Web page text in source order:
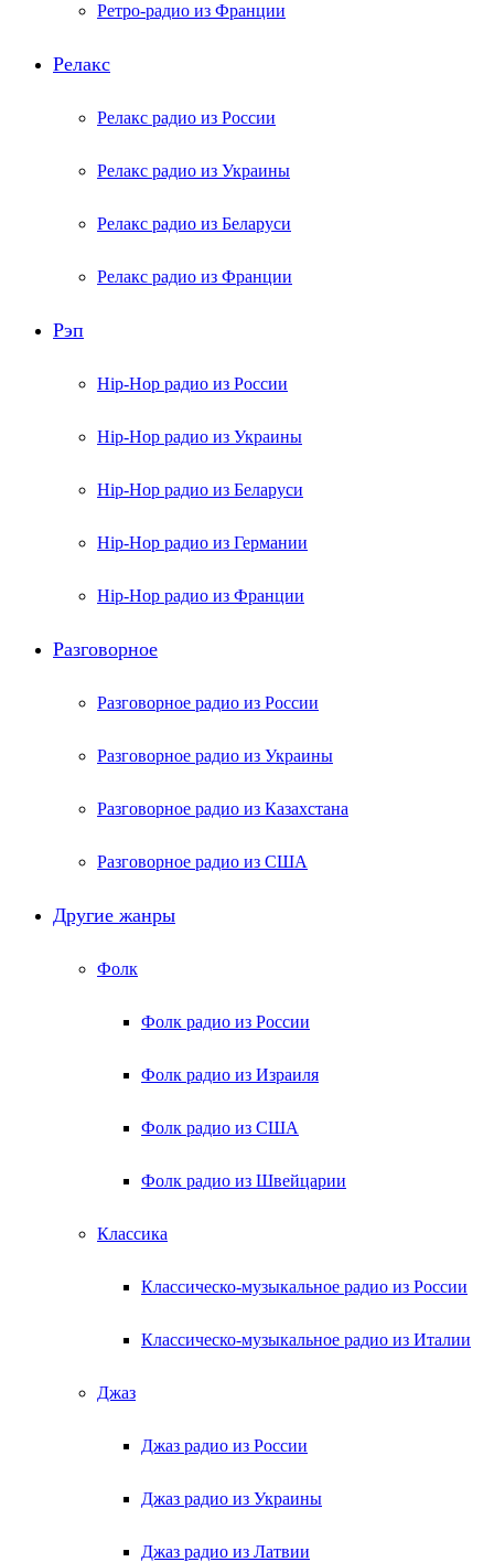
Ретро-радио из Франции
Релакс
Релакс радио из России
Релакс радио из Украины
Релакс радио из Беларуси
Релакс радио из Франции
Рэп
Hip-Hop радио из России
Hip-Hop радио из Украины
Hip-Hop радио из Беларуси
Hip-Hop радио из Германии
Hip-Hop радио из Франции
Разговорное
Разговорное радио из России
Разговорное радио из Украины
Разговорное радио из Казахстана
Разговорное радио из США
Другие жанры
Фолк
Фолк радио из России
Фолк радио из Израиля
Фолк радио из США
Фолк радио из Швейцарии
Классика
Классическо-музыкальное радио из России
Классическо-музыкальное радио из Италии
Джаз
Джаз радио из России
Джаз радио из Украины
Джаз радио из Латвии